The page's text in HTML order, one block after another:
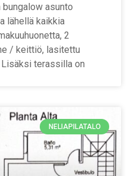
asunto
lähellä kaikkia
2
/ keittiö, lasitettu
terassilla on
NELIAPILATALO